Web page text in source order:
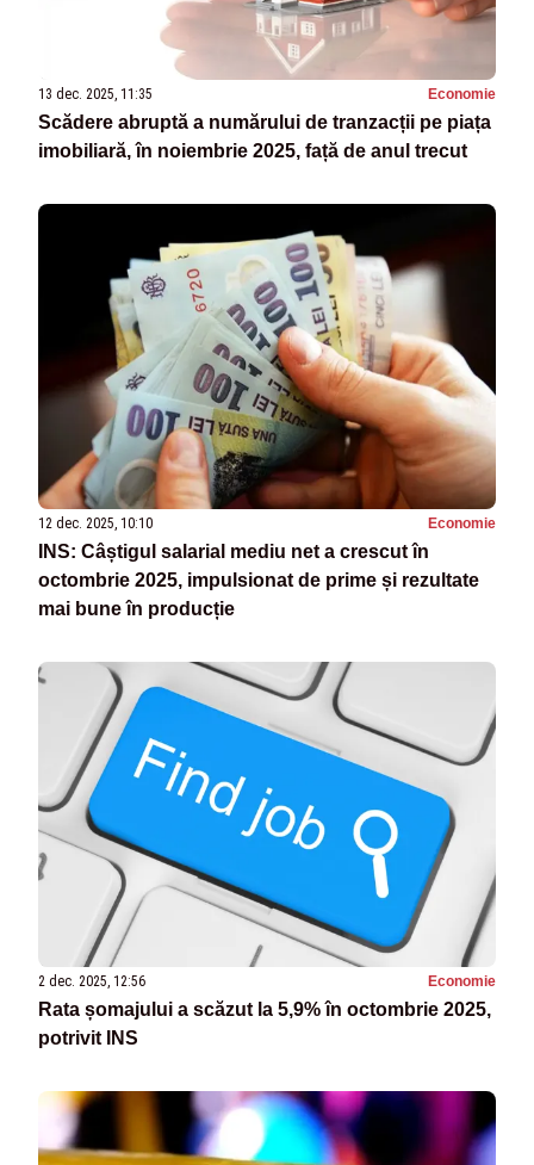
13 dec. 2025, 11:35 Economie
Scădere abruptă a numărului de tranzacții pe piața
imobiliară, în noiembrie 2025, față de anul trecut
12 dec. 2025, 10:10 Economie
INS: Câștigul salarial mediu net a crescut în
octombrie 2025, impulsionat de prime și rezultate
mai bune în producție
2 dec. 2025, 12:56 Economie
Rata șomajului a scăzut la 5,9% în octombrie 2025,
potrivit INS